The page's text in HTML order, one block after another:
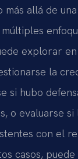
allá de
explorar en
la
si hubo
o evaluarse si
con el
casos,